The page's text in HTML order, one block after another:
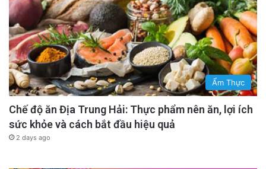
Ẩm Thực
Chế độ ăn Địa Trung Hải: Thực phẩm nên ăn, lợi ích
sức khỏe và cách bắt đầu hiệu quả
2 days ago